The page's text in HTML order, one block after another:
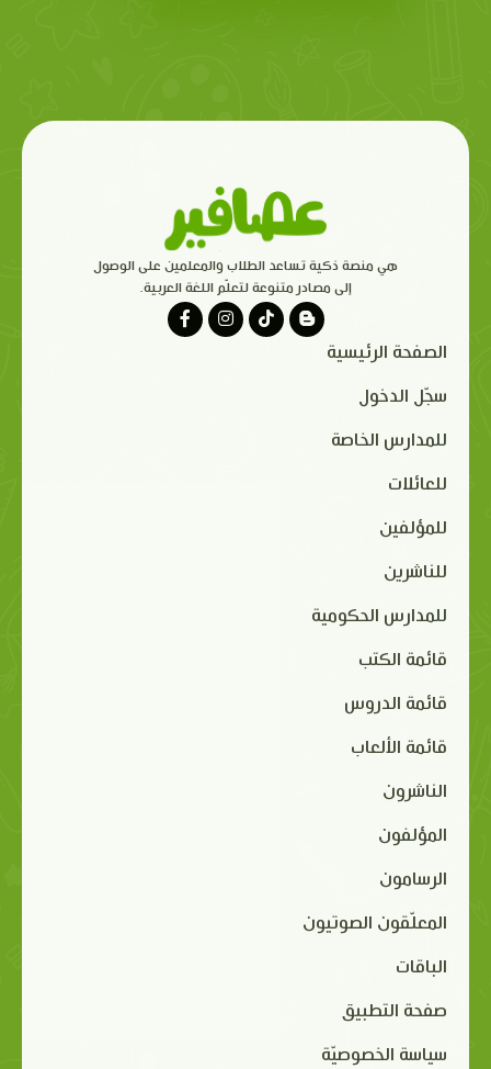
هي منصة ذكية تساعد الطلاب والمعلمين على الوصول
إلى مصادر متنوعة لتعلّم اللغة العربية.
الصفحة الرئيسية
سجّل الدخول
للمدارس الخاصة
للعائلات
للمؤلفين
للناشرين
للمدارس الحكومية
قائمة الكتب
قائمة الدروس
قائمة الألعاب
الناشرون
المؤلفون
الرسامون
المعلّقون الصوتيون
الباقات
صفحة التطبيق
سياسة الخصوصيّة